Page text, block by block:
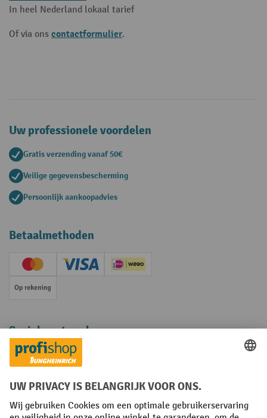
In heel Nederland lokaal tarief
Of via ons contactformulier.
Uw professionele voordelen
Gratis verzending vanaf 50€
Veilige gegevensbescherming
Persoonlijk aankoopadvies
Betaalmethoden
Creditcard (Master)Creditcard (Visa)iDEAL | Wero
Op rekening
Sociale netwerken
Facebook
YouTube
LinkedInInstagram
Algemene leveringsvoorwaarden Copyright